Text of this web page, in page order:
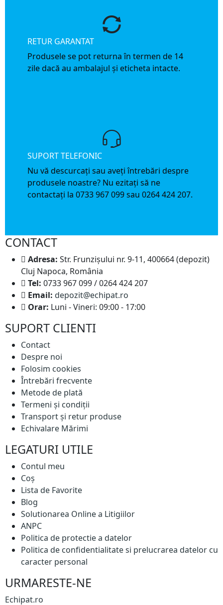
RETUR GARANTAT
Produsele se pot returna în termen de 14
zile dacă au ambalajul și eticheta intacte.
SUPORT TELEFONIC
Nu vă descurcați sau aveți întrebări despre
produsele noastre? Nu ezitați să ne
contactați la 0733 967 099 sau 0264 424 207.
CONTACT
Adresa: Str. Frunzișului nr. 9-11, 400664 (depozit)
Cluj Napoca, România
Tel: 0733 967 099 / 0264 424 207
Email: depozit@echipat.ro
Orar: Luni - Vineri: 09:00 - 17:00
SUPORT CLIENTI
Contact
Despre noi
Folosim cookies
Întrebări frecvente
Metode de plată
Termeni și condiții
Transport și retur produse
Echivalare Mărimi
LEGATURI UTILE
Contul meu
Coș
Lista de Favorite
Blog
Solutionarea Online a Litigiilor
ANPC
Politica de protectie a datelor
Politica de confidentialitate si prelucrarea datelor cu
caracter personal
URMARESTE-NE
Echipat.ro